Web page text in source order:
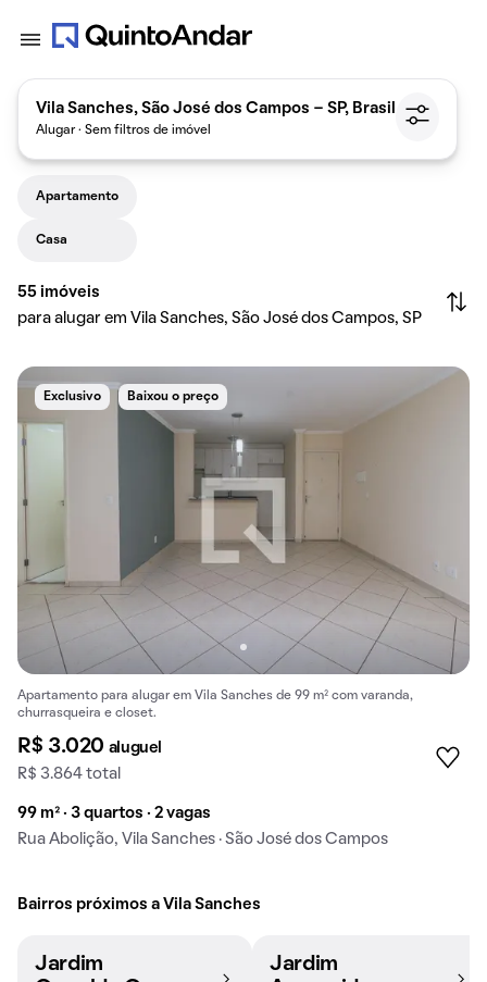
Vila Sanches, São José dos Campos - SP, Brasil
Alugar · Sem filtros de imóvel
Apartamento
Casa
55 imóveis
para alugar em Vila Sanches, São José dos Campos, SP
Exclusivo Baixou o preço
Apartamento para alugar em Vila Sanches de 99 m² com varanda,
churrasqueira e closet.
R$ 3.020 aluguel
R$ 3.864 total
99 m² · 3 quartos · 2 vagas
Rua Abolição, Vila Sanches · São José dos Campos
Bairros próximos a Vila Sanches
Jardim
Jardim